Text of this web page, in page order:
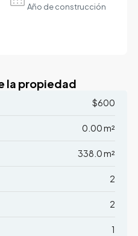
Año de construcción
la propiedad
$600
0.00 m²
338.0 m²
2
2
1